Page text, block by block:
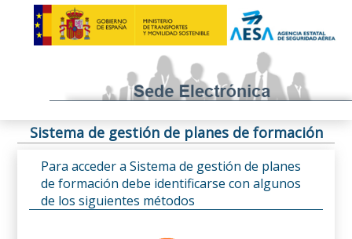
Sistema de gestión de planes de formación
Para acceder a Sistema de gestión de planes
de formación debe identificarse con algunos
de los siguientes métodos